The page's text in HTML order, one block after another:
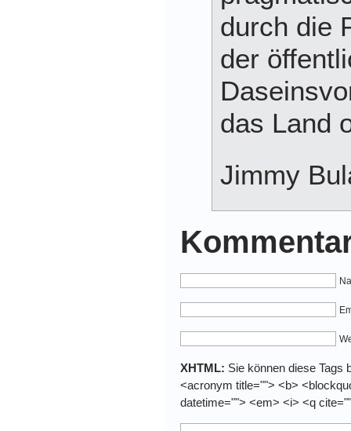
durch die
der
das Land
Jimmy
XHTML: Sie können diese Tags
<acronym title=""> <b>
datetime=""> <em> <i> <q